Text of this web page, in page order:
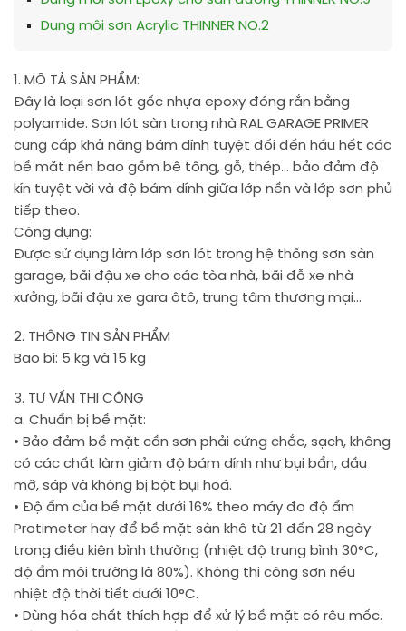
Dung môi sơn Acrylic THINNER NO.2
1. MÔ TẢ SẢN PHẨM:
Đây là loại sơn lót gốc nhựa epoxy đóng rắn bằng
polyamide. Sơn lót sàn trong nhà RAL GARAGE PRIMER
cung cấp khả năng bám dính tuyệt đối đến hầu hết các
bề mặt nền bao gồm bê tông, gỗ, thép… bảo đảm độ
kín tuyệt vời và độ bám dính giữa lớp nền và lớp sơn phủ
tiếp theo.
Công dụng:
Được sử dụng làm lớp sơn lót trong hệ thống sơn sàn
garage, bãi đậu xe cho các tòa nhà, bãi đỗ xe nhà
xưởng, bãi đậu xe gara ôtô, trung tâm thương mại…
2. THÔNG TIN SẢN PHẨM
Bao bì: 5 kg và 15 kg
3. TƯ VẤN THI CÔNG
a. Chuẩn bị bề mặt:
• Bảo đảm bề mặt cần sơn phải cứng chắc, sạch, không
có các chất làm giảm độ bám dính như bụi bẩn, dầu
mỡ, sáp và không bị bột bụi hoá.
• Độ ẩm của bề mặt dưới 16% theo máy đo độ ẩm
Protimeter hay để bề mặt sàn khô từ 21 đến 28 ngày
trong điều kiện bình thường (nhiệt độ trung bình 30°C,
độ ẩm môi trường là 80%). Không thi công sơn nếu
nhiệt độ thời tiết dưới 10°C.
• Dùng hóa chất thích hợp để xử lý bề mặt có rêu mốc.